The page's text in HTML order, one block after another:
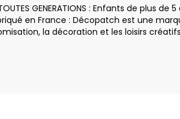
TOUTES GENERATIONS : Enfants de
en France : Décopatch est une
la décoration et les loisirs